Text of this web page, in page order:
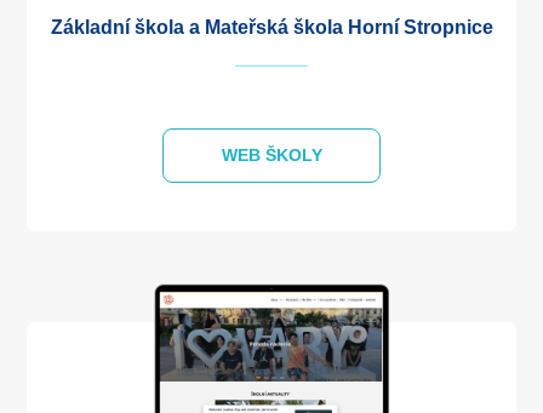
Základní škola a Mateřská škola Horní Stropnice
WEB ŠKOLY